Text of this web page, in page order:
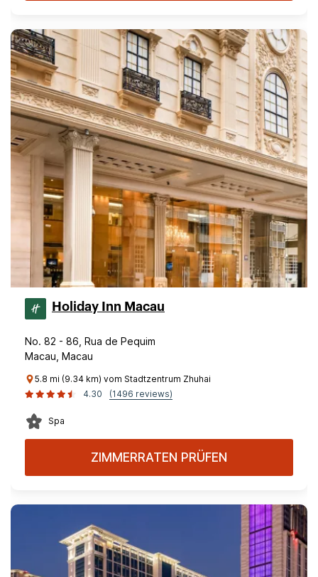
Holiday Inn Macau
No. 82 - 86, Rua de Pequim
Macau, Macau
5.8 mi (9.34 km) vom Stadtzentrum Zhuhai
4.30
(1496 reviews)
Spa
ZIMMERRATEN PRÜFEN